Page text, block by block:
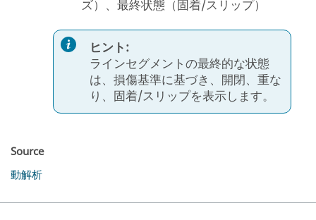
ズ）、最終状態（固着/スリップ）
ヒント:
ラインセグメントの最終的な状態
は、損傷基準に基づき、開閉、重な
り、固着/スリップを表示します。
Source
動解析